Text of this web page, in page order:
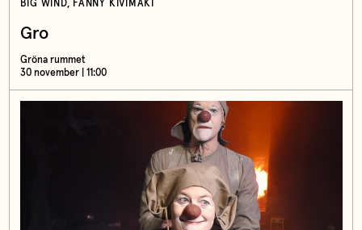
BIG WIND, FANNY KIVIMÄKI
Gro
Gröna rummet
30 november | 11:00